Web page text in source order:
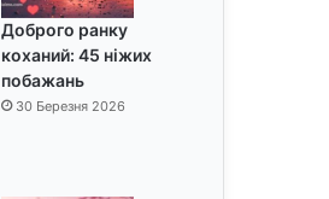
Доброго ранку
коханий: 45 ніжих
побажань
30 Березня 2026